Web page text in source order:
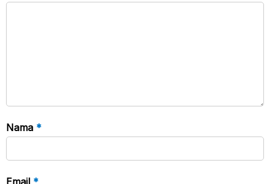
Nama *